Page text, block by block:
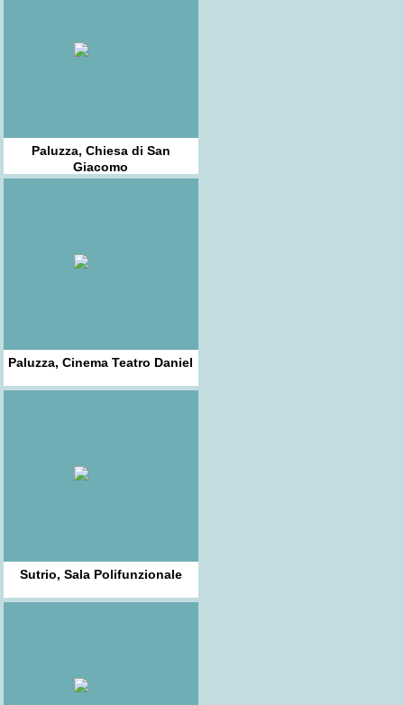
Paluzza, Chiesa di San
Giacomo
Paluzza, Cinema Teatro Daniel
Sutrio, Sala Polifunzionale